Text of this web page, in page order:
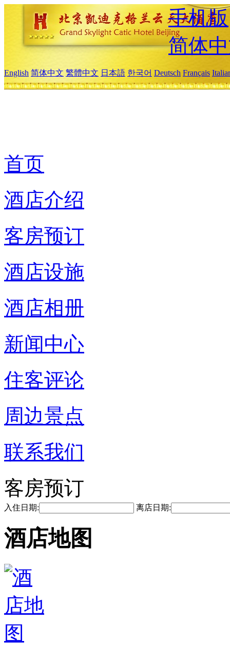
手机版
简体
English 简体中文 繁體中文 日本語 한국어 Deutsch Français
首页
酒店介绍
客房预订
酒店设施
酒店相册
新闻中心
住客评论
周边景点
联系我们
客房预订
入住日期: 离店日期:
酒店地图